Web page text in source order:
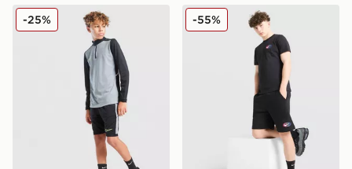
Nike Pantaloncini Academy Junior
-25% Nike Pantaloncino World
-55%